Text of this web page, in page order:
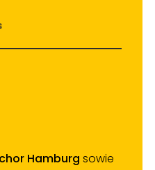
Hamburg sowie